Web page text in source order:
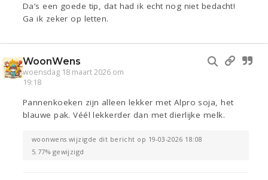
Da’s een goede tip, dat had ik echt nog niet bedacht!
Ga ik zeker op letten.
WoonWens
woensdag 18 maart 2026 om
19:18
Pannenkoeken zijn alleen lekker met Alpro soja, het
blauwe pak. Véél lekkerder dan met dierlijke melk.
woonwens wijzigde dit bericht op 19-03-2026 18:08
5.77% gewijzigd